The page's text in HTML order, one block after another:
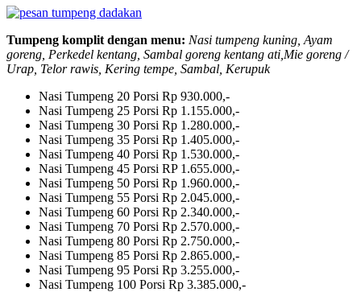
Tumpeng komplit dengan menu: Nasi tumpeng kuning, Ayam
goreng, Perkedel kentang, Sambal goreng kentang ati,Mie goreng /
Urap, Telor rawis, Kering tempe, Sambal, Kerupuk
Nasi Tumpeng 20 Porsi Rp 930.000,-
Nasi Tumpeng 25 Porsi Rp 1.155.000,-
Nasi Tumpeng 30 Porsi Rp 1.280.000,-
Nasi Tumpeng 35 Porsi Rp 1.405.000,-
Nasi Tumpeng 40 Porsi Rp 1.530.000,-
Nasi Tumpeng 45 Porsi RP 1.655.000,-
Nasi Tumpeng 50 Porsi Rp 1.960.000,-
Nasi Tumpeng 55 Porsi Rp 2.045.000,-
Nasi Tumpeng 60 Porsi Rp 2.340.000,-
Nasi Tumpeng 70 Porsi Rp 2.570.000,-
Nasi Tumpeng 80 Porsi Rp 2.750.000,-
Nasi Tumpeng 85 Porsi Rp 2.865.000,-
Nasi Tumpeng 95 Porsi Rp 3.255.000,-
Nasi Tumpeng 100 Porsi Rp 3.385.000,-